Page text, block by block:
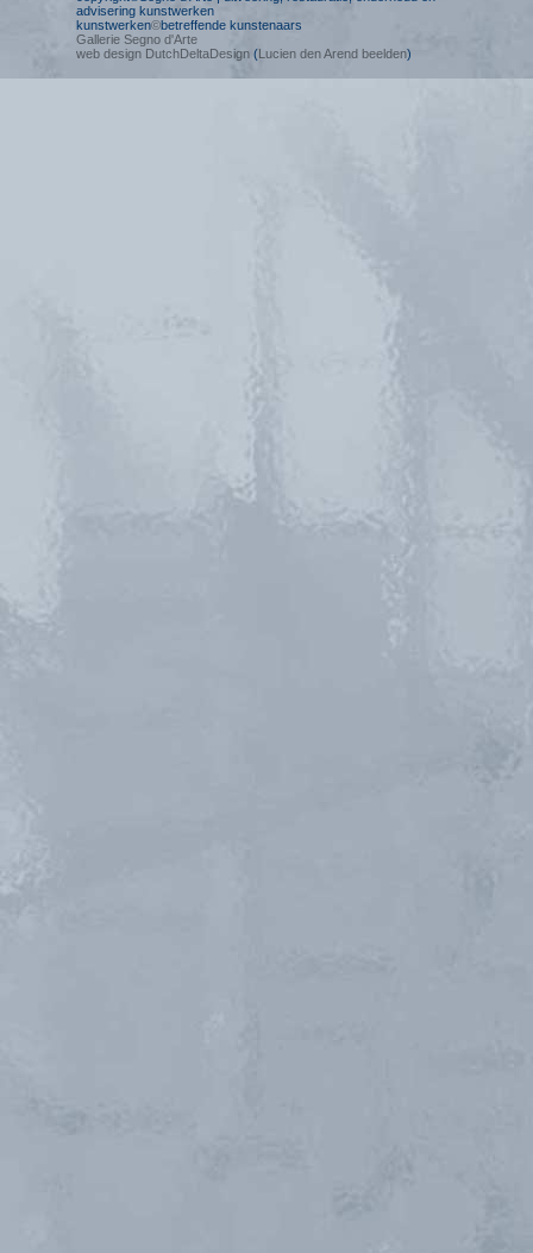
advisering kunstwerken
kunstwerken©betreffende kunstenaars
Gallerie Segno d'Arte
web design DutchDeltaDesign (Lucien den Arend beelden)